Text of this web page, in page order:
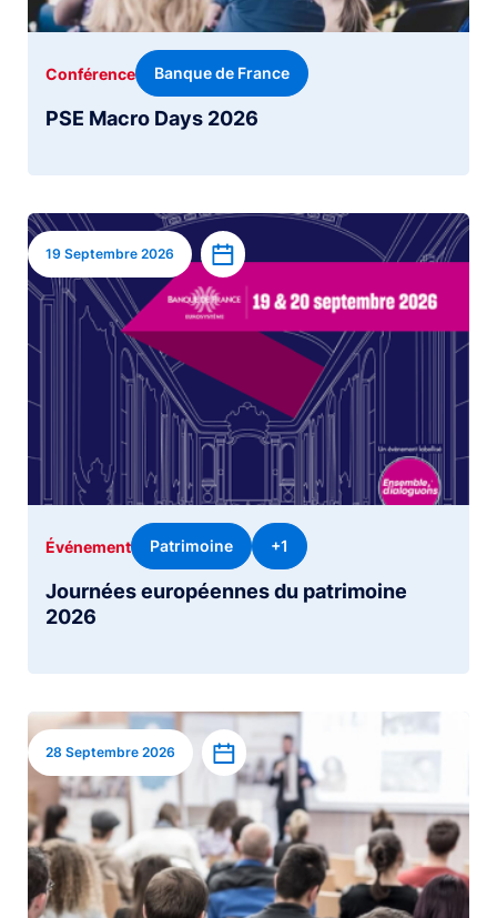
PSE Macro Days 2026
Conférence Banque de France
Image
19 Septembre 2026 Ajouter à l’agenda
Journées européennes du patrimoine
2026
Événement Patrimoine +1
Image
28 Septembre 2026 Ajouter à l’agenda